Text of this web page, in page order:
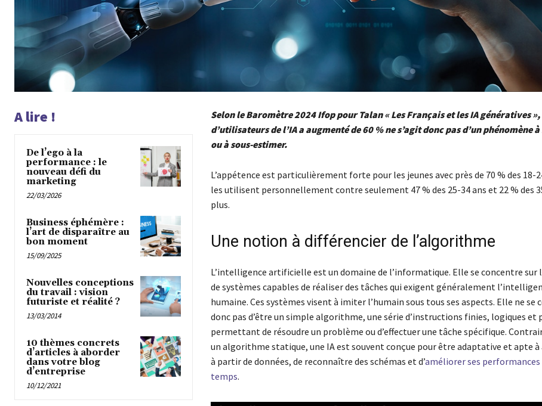
A lire !
De l’ego à la
performance : le
nouveau défi du
marketing
22/03/2026
Business éphémère :
l’art de disparaître au
bon moment
15/09/2025
Nouvelles conceptions
du travail : vision
futuriste et réalité ?
13/03/2014
10 thèmes concrets
d’articles à aborder
dans votre blog
d’entreprise
10/12/2021
Selon le Baromètre 2024 Ifop pour Talan « Les Français et les IA génératives
d’utilisateurs de l’IA a augmenté de 60 % ne s’agit donc pas d’un phénomène
ou à sous-estimer.
L’appétence est particulièrement forte pour les jeunes avec près de 70 % des 18-
les utilisent personnellement contre seulement 47 % des 25-34 ans et 22 % des
plus.
Une notion à différencier de l’algorithme
L’intelligence artificielle est un domaine de l’informatique. Elle se concentre sur
de systèmes capables de réaliser des tâches qui exigent généralement
humaine. Ces systèmes visent à imiter l’humain sous tous ses aspects. Elle ne se
donc pas d’être un simple algorithme, une série d’instructions finies, logiques et
permettant de résoudre un problème ou d’effectuer une tâche spécifique.
un algorithme statique, une IA est souvent conçue pour être adaptative et apte à
à partir de données, de reconnaître des schémas et d’améliorer ses performances
temps.